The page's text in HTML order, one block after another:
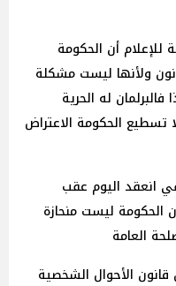
للإعلام أن الحكومة
ولأنها ليست مشكلة
له الحرية
تسطيع الحكومة الاعتراض
انعقد اليوم عقب
الحكومة ليست منحازة
العامة
الأحوال الشخصية